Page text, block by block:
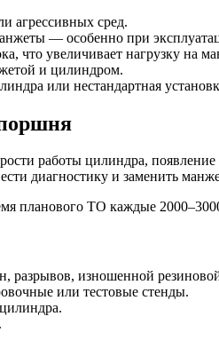
агрессивных сред.
— особенно при
что увеличивает нагрузку на
и цилиндром.
или нестандартная
работы цилиндра,
диагностику и заменить
планового ТО каждые
изношенной
или тестовые стенды.